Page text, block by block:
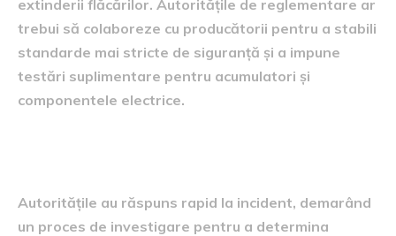
extinderii flăcărilor. Autoritățile de reglementare ar
trebui să colaboreze cu producătorii pentru a stabili
standarde mai stricte de siguranță și a impune
testări suplimentare pentru acumulatori și
componentele electrice.
Autoritățile au răspuns rapid la incident, demarând
un proces de investigare pentru a determina